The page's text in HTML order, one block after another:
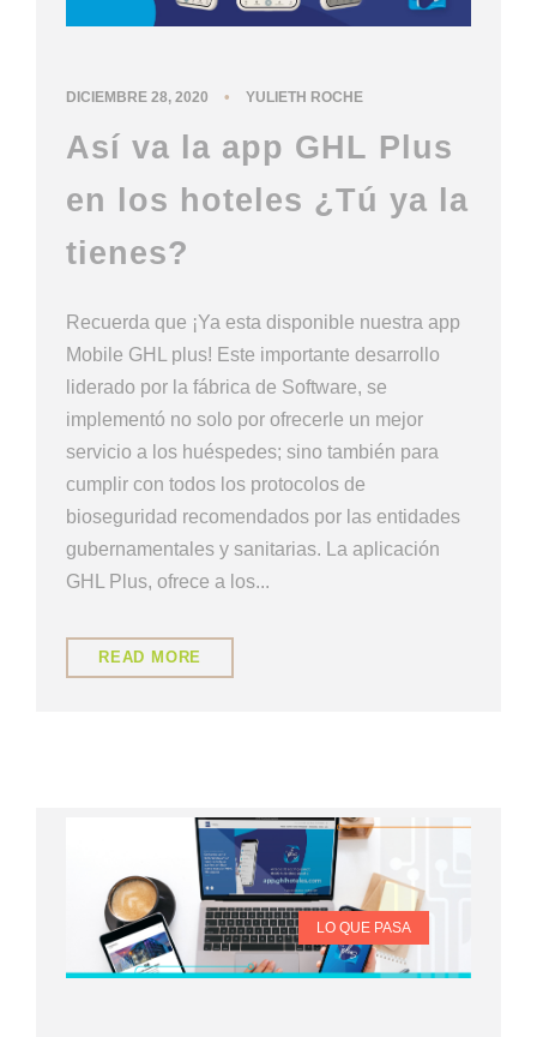
DICIEMBRE 28, 2020 • YULIETH ROCHE
Así va la app GHL Plus
en los hoteles ¿Tú ya la
tienes?
Recuerda que ¡Ya esta disponible nuestra app
Mobile GHL plus! Este importante desarrollo
liderado por la fábrica de Software, se
implementó no solo por ofrecerle un mejor
servicio a los huéspedes; sino también para
cumplir con todos los protocolos de
bioseguridad recomendados por las entidades
gubernamentales y sanitarias. La aplicación
GHL Plus, ofrece a los...
READ MORE
LO QUE PASA